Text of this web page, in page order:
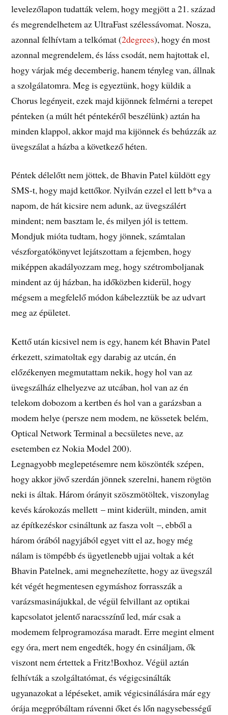
levelezőlapon tudatták velem, hogy megjött a 21. század
és megrendelhetem az UltraFast szélessávomat. Nosza,
azonnal felhívtam a telkómat (2degrees), hogy én most
azonnal megrendelem, és láss csodát, nem hajtottak el,
hogy várjak még decemberig, hanem tényleg van, állnak
a szolgálatomra. Meg is egyeztünk, hogy küldik a
Chorus legényeit, ezek majd kijönnek felmérni a terepet
pénteken (a múlt hét péntekéről beszélünk) aztán ha
minden klappol, akkor majd ma kijönnek és behúzzák az
üvegszálat a házba a következő héten.
Péntek délelőtt nem jöttek, de Bhavin Patel küldött egy
SMS-t, hogy majd kettőkor. Nyilván ezzel el lett b*va a
napom, de hát kicsire nem adunk, az üvegszálért
mindent; nem basztam le, és milyen jól is tettem.
Mondjuk mióta tudtam, hogy jönnek, számtalan
vészforgatókönyvet lejátszottam a fejemben, hogy
miképpen akadályozzam meg, hogy szétromboljanak
mindent az új házban, ha időközben kiderül, hogy
mégsem a megfelelő módon kábelezztük be az udvart
meg az épületet.
Kettő után kicsivel nem is egy, hanem két Bhavin Patel
érkezett, szimatoltak egy darabig az utcán, én
előzékenyen megmutattam nekik, hogy hol van az
üvegszálház elhelyezve az utcában, hol van az én
telekom dobozom a kertben és hol van a garázsban a
modem helye (persze nem modem, ne kössetek belém,
Optical Network Terminal a becsületes neve, az
esetemben ez Nokia Model 200).
Legnagyobb meglepetésemre nem köszönték szépen,
hogy akkor jövő szerdán jönnek szerelni, hanem rögtön
neki is áltak. Három órányit szöszmötöltek, viszonylag
kevés károkozás mellett – mint kiderült, minden, amit
az építkezéskor csináltunk az fasza volt –, ebből a
három órából nagyjából egyet vitt el az, hogy még
nálam is tömpébb és ügyetlenebb ujjai voltak a két
Bhavin Patelnek, ami megnehezítette, hogy az üvegszál
két végét hegmentesen egymáshoz forrasszák a
varázsmasinájukkal, de végül felvillant az optikai
kapcsolatot jelentő naracsszínű led, már csak a
modemem felprogramozása maradt. Erre megint elment
egy óra, mert nem engedték, hogy én csináljam, ők
viszont nem értettek a Fritz!Boxhoz. Végül aztán
felhívták a szolgáltatómat, és végigcsinálták
ugyanazokat a lépéseket, amik végicsinálására már egy
órája megpróbáltam rávenni őket és lőn nagysebességű